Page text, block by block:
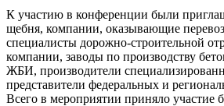
К участию в конференции были
щебня, компании, оказывающие
специалисты дорожно-строительной
компании, заводы по производству
ЖБИ, производители
представители федеральных и
Всего в мероприятии приняло участие